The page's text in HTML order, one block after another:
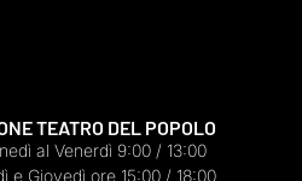
TEATRO DEL POPOLO
al Venerdì 9:00 / 13:00
e Giovedì ore 15:00 / 18:00